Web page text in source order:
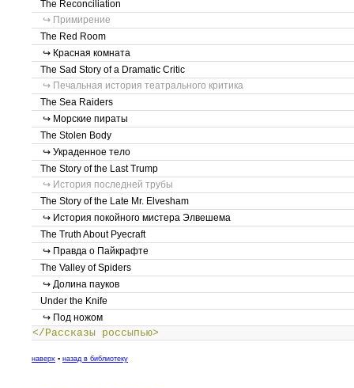
The Reconciliation
↪ Примирение
The Red Room
↪ Красная комната
The Sad Story of a Dramatic Critic
↪ Печальная история театрального критика
The Sea Raiders
↪ Морские пираты
The Stolen Body
↪ Украденное тело
The Story of the Last Trump
↪ История последней трубы
The Story of the Late Mr. Elvesham
↪ История покойного мистера Элвешема
The Truth About Pyecraft
↪ Правда о Пайкрафте
The Valley of Spiders
↪ Долина пауков
Under the Knife
↪ Под ножом
</Рассказы россыпью>
наверх ▪ назад в библиотеку